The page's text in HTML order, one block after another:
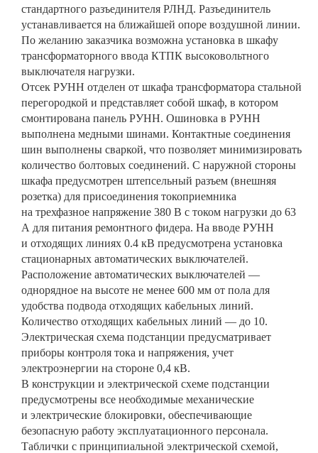
стандартного разъединителя РЛНД. Разъединитель
устанавливается на ближайшей опоре воздушной линии.
По желанию заказчика возможна установка в шкафу
трансформаторного ввода КТПК высоковольтного
выключателя нагрузки.
Отсек РУНН отделен от шкафа трансформатора стальной
перегородкой и представляет собой шкаф, в котором
смонтирована панель РУНН. Ошиновка в РУНН
выполнена медными шинами. Контактные соединения
шин выполнены сваркой, что позволяет минимизировать
количество болтовых соединений. С наружной стороны
шкафа предусмотрен штепсельный разъем (внешняя
розетка) для присоединения токоприемника
на трехфазное напряжение 380 В с током нагрузки до 63
А для питания ремонтного фидера. На вводе РУНН
и отходящих линиях 0.4 кВ предусмотрена установка
стационарных автоматических выключателей.
Расположение автоматических выключателей —
однорядное на высоте не менее 600 мм от пола для
удобства подвода отходящих кабельных линий.
Количество отходящих кабельных линий — до 10.
Электрическая схема подстанции предусматривает
приборы контроля тока и напряжения, учет
электроэнергии на стороне 0,4 кВ.
В конструкции и электрической схеме подстанции
предусмотрены все необходимые механические
и электрические блокировки, обеспечивающие
безопасную работу эксплуатационного персонала.
Таблички с принципиальной электрической схемой,